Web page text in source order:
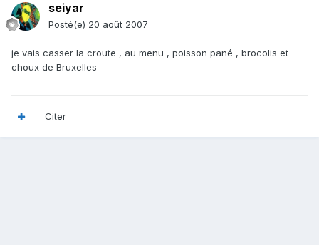
seiyar
Posté(e) 20 août 2007
je vais casser la croute , au menu , poisson pané , brocolis et
choux de Bruxelles
Citer